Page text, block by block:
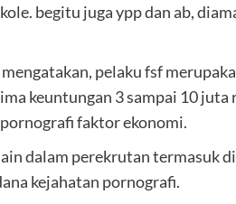
begitu juga ypp dan ab,
pelaku fsf
keuntungan 3 sampai 10
faktor ekonomi.
dalam perekrutan termasuk
kejahatan pornografi.